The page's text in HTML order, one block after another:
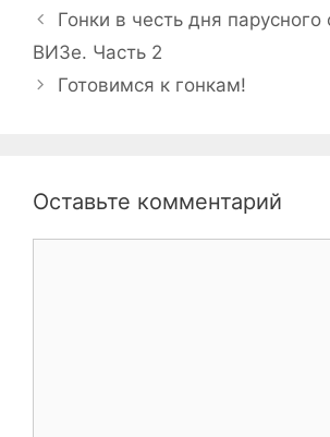
Навигация
записи
Гонки в честь дня парусного
ВИЗе. Часть 2
Готовимся к гонкам!
Оставьте комментарий